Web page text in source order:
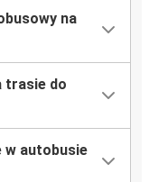
na
trasie do
w autobusie